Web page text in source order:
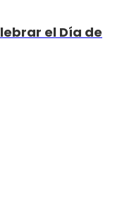
el Día de